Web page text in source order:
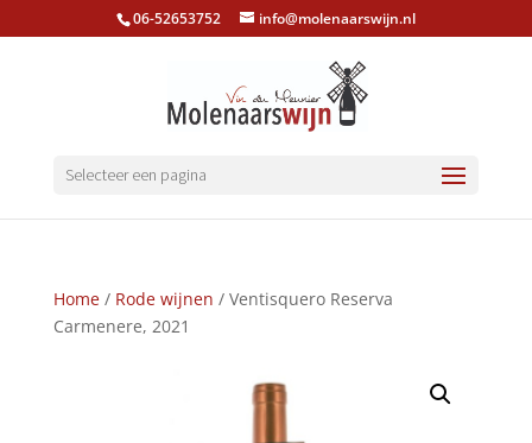
06-52653752 info@molenaarswijn.nl
Selecteer een pagina
Home/ Rode wijnen / Ventisquero Reserva
Carmenere, 2021